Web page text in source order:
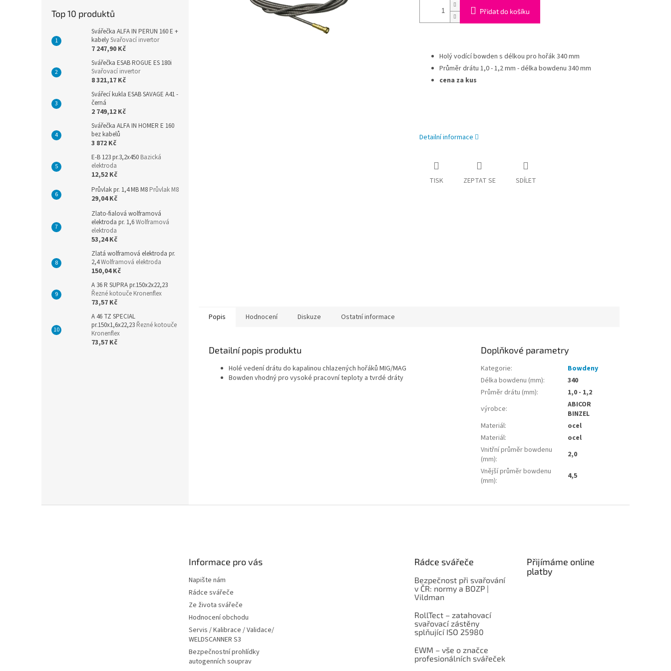
Top 10 produktů
Svářečka ALFA IN PERUN 160 E +
kabelySvařovací invertor
7 247,90 Kč
Svářečka ESAB ROGUE ES 180i
Svařovací invertor
8 321,17 Kč
Svářecí kukla ESAB SAVAGE A41 -
černá
2 749,12 Kč
Svářečka ALFA IN HOMER E 160
bez kabelů
3 872 Kč
E-B 123 pr.3,2x450 Bazická
elektroda
12,52 Kč
Průvlak pr. 1,4 MB M8 Průvlak M8
29,04 Kč
Zlato-fialová wolframová
elektroda pr. 1,6Wolframová
elektroda
53,24 Kč
Zlatá wolframová elektroda pr.
2,4Wolframová elektroda
150,04 Kč
A 36 R SUPRA pr.150x2x22,23
Řezné kotouče Kronenflex
73,57 Kč
A 46 TZ SPECIAL
pr.150x1,6x22,23 Řezné kotouče
Kronenflex
73,57 Kč
Přidat do košíku
Holý vodící bowden s délkou pro hořák 340 mm
Průměr drátu 1,0 - 1,2 mm - délka bowdenu 340 mm
cena za kus
Detailní informace
TISK ZEPTAT SE SDÍLET
Popis Hodnocení Diskuze Ostatní informace
Detailní popis produktu
Holé vedení drátu do kapalinou chlazených hořáků MIG/MAG
Bowden vhodný pro vysoké pracovní teploty a tvrdé dráty
Doplňkové parametry
Kategorie:
Bowdeny
Délka bowdenu (mm):
340
Průměr drátu (mm):
1,0 - 1,2
výrobce:
ABICOR
BINZEL
Materiál:
ocel
Materiál:
ocel
Vnitřní průměr bowdenu
(mm):
2,0
Vnější průměr bowdenu
(mm): 4,5
Informace pro vás
Napište nám
Rádce svářeče
Ze života svářeče
Hodnocení obchodu
Servis / Kalibrace / Validace/
WELDSCANNER S3
Bezpečnostní prohlídky
autogenních souprav
Rádce svářeče
Bezpečnost při svařování
v ČR: normy a BOZP |
Vildman
RollTect – zatahovací
svařovací zástěny
splňující ISO 25980
EWM – vše o značce
profesionálních svářeček
Přijímáme online
platby